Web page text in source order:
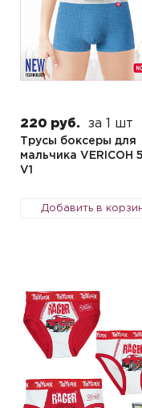
220 руб. за 1 шт
Трусы боксеры для
мальчика VERICOH
V1
Добавить в